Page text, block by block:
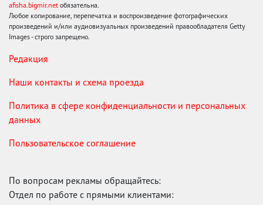
afisha.bigmir.net обязательна.
Любое копирование, перепечатка и воспроизведение фотографических
произведений и/или аудиовизуальных произведений правообладателя Getty
Images - строго запрещено.
Редакция
Наши контакты и схема проезда
Политика в сфере конфиденциальности и персональных
данных
Пользовательское соглашение
По вопросам рекламы обращайтесь:
Отдел по работе с прямыми клиентами: